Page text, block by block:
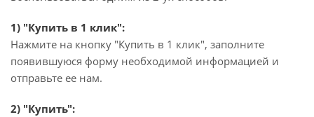
1) "Купить в 1 клик":
Нажмите на кнопку "Купить в 1 клик", заполните
появившуюся форму необходимой информацией и
отправьте ее нам.
2) "Купить":